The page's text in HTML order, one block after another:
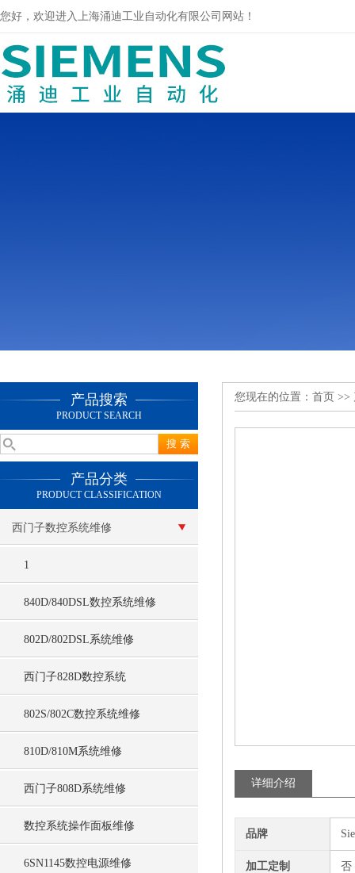
您好，欢迎进入上海涌迪工业自动化有限公司网站！
产品搜索
PRODUCT SEARCH
产品分类
PRODUCT CLASSIFICATION
西门子数控系统维修
1
840D/840DSL数控系统维修
802D/802DSL系统维修
西门子828D数控系统
802S/802C数控系统维修
810D/810M系统维修
西门子808D系统维修
数控系统操作面板维修
6SN1145数控电源维修
您现在的位置： 首页 >>
详细介绍
品牌
加工定制 否